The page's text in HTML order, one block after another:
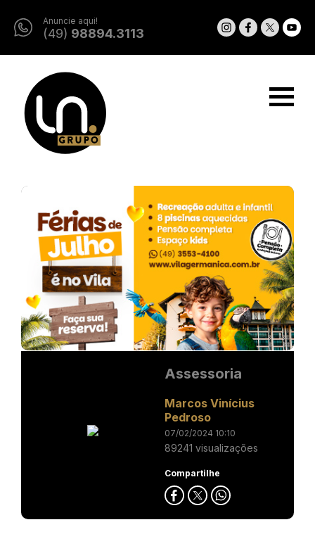
Anuncie aqui!
(49) 98894.3113
Assessoria
Marcos Vinícius
Pedroso
07/02/2024 10:10
89241 visualizações
Compartilhe